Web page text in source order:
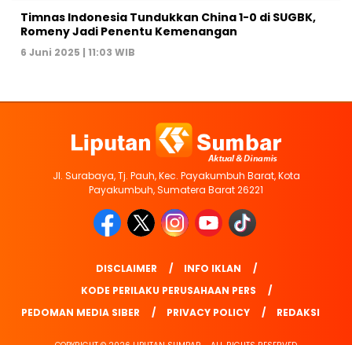
Timnas Indonesia Tundukkan China 1-0 di SUGBK,
Romeny Jadi Penentu Kemenangan
6 Juni 2025 | 11:03 WIB
Jl. Surabaya, Tj. Pauh, Kec. Payakumbuh Barat, Kota
Payakumbuh, Sumatera Barat 26221
DISCLAIMER
INFO IKLAN
KODE PERILAKU PERUSAHAAN PERS
PEDOMAN MEDIA SIBER
PRIVACY POLICY REDAKSI